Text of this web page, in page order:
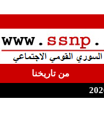
من تاريخنا